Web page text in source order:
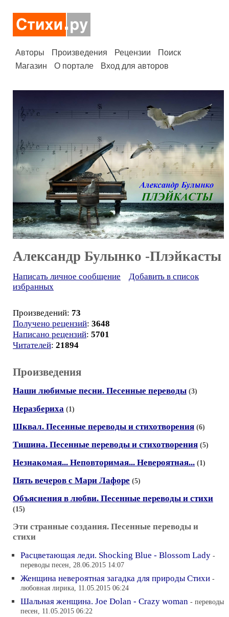
Авторы Произведения Рецензии
Поиск
Магазин
О портале Вход для авторов
Александр Булынко -Плэйкасты
Написать личное сообщение
Добавить в список
избранных
Произведений: 73
Получено рецензий: 3648
Написано рецензий: 5701
Читателей: 21894
Произведения
Наши любимые песни. Песенные переводы (3)
Неразбериха (1)
Шквал. Песенные переводы и стихотворения (6)
Тишина. Песенные переводы и стихотворения (5)
Незнакомая... Неповторимая... Невероятная... (1)
Пять вечеров с Мари Лафоре (5)
Объяснения в любви. Песенные переводы и стихи
(15)
Эти странные создания. Песенные переводы и
стихи
Расцветающая леди. Shocking Blue - Blossom Lady -
переводы песен, 28.06.2015 14:07
Женщина невероятная загадка для природы Стихи -
любовная лирика, 11.05.2015 06:24
Шальная женщина. Joe Dolan - Crazy woman - переводы
песен, 11.05.2015 06:22